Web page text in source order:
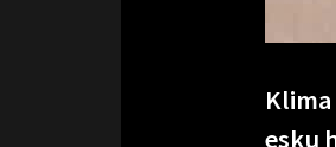
esku